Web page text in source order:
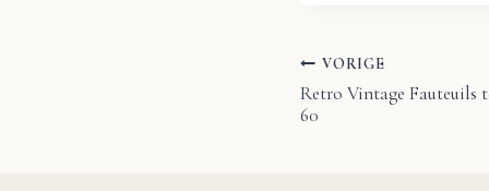
Bericht
VORIGE
Retro Vintage Fauteuils
60